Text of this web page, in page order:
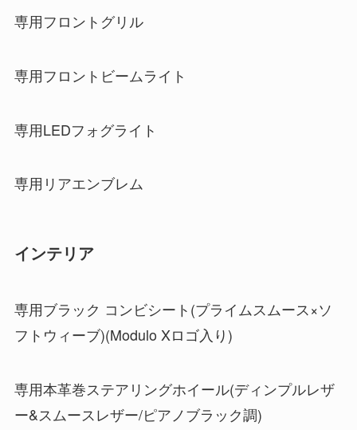
専用フロントグリル
専用フロントビームライト
専用LEDフォグライト
専用リアエンブレム
インテリア
専用ブラック コンビシート(プライムスムース×ソ
フトウィーブ)(Modulo Xロゴ入り)
専用本革巻ステアリングホイール(ディンプルレザ
ー&スムースレザー/ピアノブラック調)